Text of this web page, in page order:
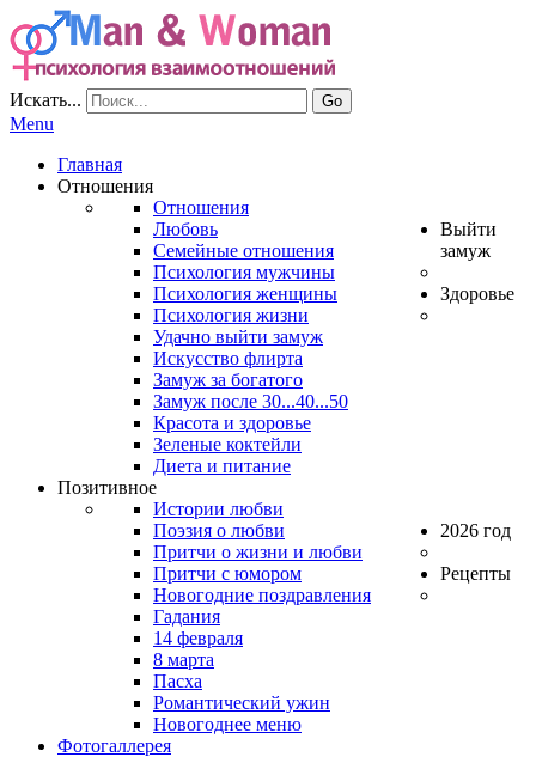
Искать... Go
Menu
Главная
Отношения
Отношения
Любовь
Семейные отношения
Психология мужчины
Психология женщины
Психология жизни
Выйти
замуж
Удачно выйти замуж
Искусство флирта
Замуж за богатого
Замуж после 30...40...50
Здоровье
Красота и здоровье
Зеленые коктейли
Диета и питание
Позитивное
Истории любви
Поэзия о любви
Притчи о жизни и любви
Притчи с юмором
2026 год
Новогодние поздравления
Гадания
14 февраля
8 марта
Рецепты
Пасха
Романтический ужин
Новогоднее меню
Фотогаллерея